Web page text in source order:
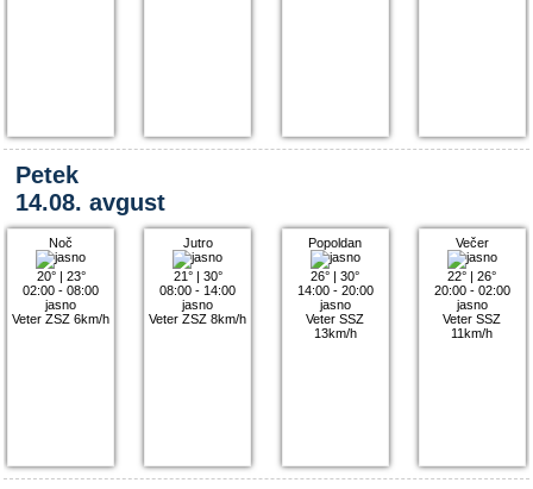
Petek
14.08. avgust
Noč
20°| 23°
02:00 - 08:00
jasno
Veter ZSZ 6km/h
Jutro
21°| 30°
08:00 - 14:00
jasno
Veter ZSZ 8km/h
Popoldan
26° |30°
14:00 - 20:00
jasno
Veter SSZ
13km/h
Večer
22° |26°
20:00 - 02:00
jasno
Veter SSZ
11km/h